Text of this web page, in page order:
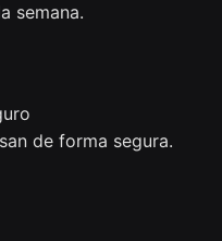
semana.
de forma segura.